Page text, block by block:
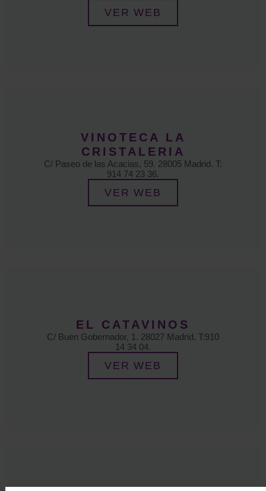
VER WEB
VINOTECA LA
CRISTALERIA
C/ Paseo de las Acacias, 59. 28005 Madrid. T:
914 74 23 36.
VER WEB
EL CATAVINOS
C/ Buen Gobernador, 1. 28027 Madrid. T:910
14 34 04.
VER WEB